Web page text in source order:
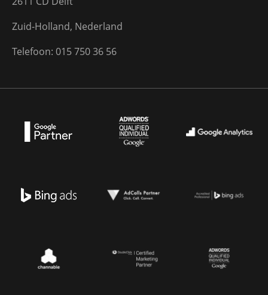
Zuid-Holland, Nederland
Telefoon: 015 750 36 56